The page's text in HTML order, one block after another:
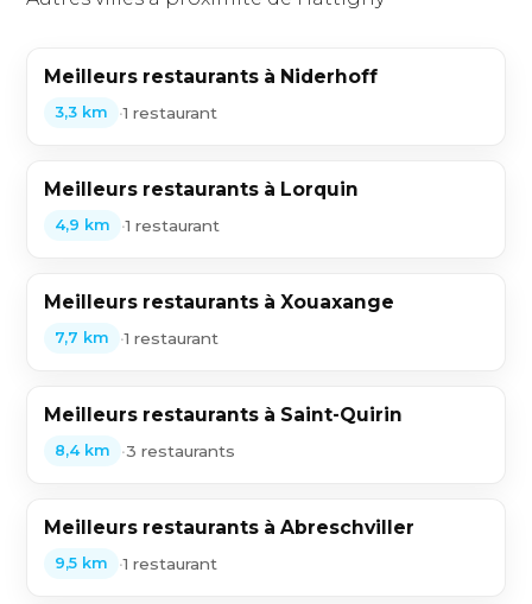
Meilleurs restaurants à Niderhoff
3,3 km •1 restaurant
Meilleurs restaurants à Lorquin
4,9 km •1 restaurant
Meilleurs restaurants à Xouaxange
7,7 km •1 restaurant
Meilleurs restaurants à Saint-Quirin
8,4 km •3 restaurants
Meilleurs restaurants à Abreschviller
9,5 km •1 restaurant